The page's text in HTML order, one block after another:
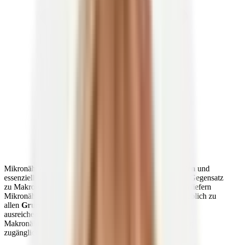
Mikronährstoffe sind die treibende Kraft in deinen Zellen und
essenziell für alle Vorgänge im gesamten Organismus. Im Gegensatz
zu Makronährstoffen (Kohlenhydrate, Eiweiße und Fette) liefern
Mikronährstoffe zwar keine Energie, tragen jedoch maßgeblich zu
allen Grundfunktionen
ausreichender Mikronährstoffe können deine Zellen
Makronährstoffe richtig verarbeiten und sie für den Körper
zugänglich machen.